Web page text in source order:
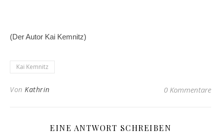
(Der Autor Kai Kemnitz)
Kai Kemnitz
Von Kathrin 0 Kommentare
EINE ANTWORT SCHREIBEN